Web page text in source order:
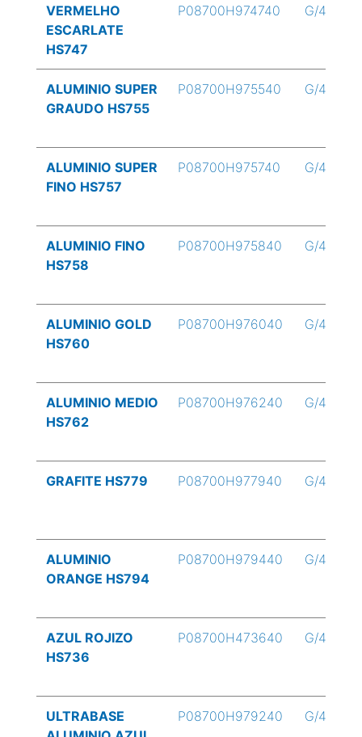
VERMELHO
ESCARLATE
HS747
P08700H974740 G/4
ALUMINIO SUPER
GRAUDO HS755
P08700H975540 G/4
ALUMINIO SUPER
FINO HS757
P08700H975740 G/4
ALUMINIO FINO
HS758
P08700H975840 G/4
ALUMINIO GOLD
HS760
P08700H976040 G/4
ALUMINIO MEDIO
HS762
P08700H976240 G/4
GRAFITE HS779 P08700H977940 G/4
ALUMINIO
ORANGE HS794
P08700H979440 G/4
AZUL ROJIZO
HS736
P08700H473640 G/4
ULTRABASE
P08700H979240 G/4